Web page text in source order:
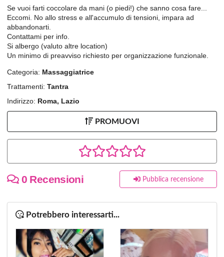
Se vuoi farti coccolare da mani (o piedi!) che sanno cosa fare...
Eccomi. No allo stress e all'accumulo di tensioni, impara ad
abbandonarti.
Contattami per info.
Si albergo (valuto altre location)
Un minimo di preavviso richiesto per organizzazione funzionale.
Categoria: Massaggiatrice
Trattamenti: Tantra
Indirizzo: Roma, Lazio
PROMUOVI
0 Recensioni Pubblica recensione
Potrebbero interessarti...